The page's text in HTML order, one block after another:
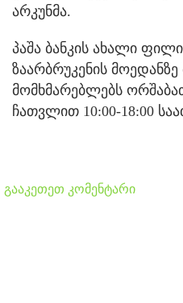
არკუნმა.
პაშა ბანკის ახალი
ზაარბრუკენის
მომხმარებლებს
ჩათვლით 10:00-18:00
გააკეთეთ კომენტარი